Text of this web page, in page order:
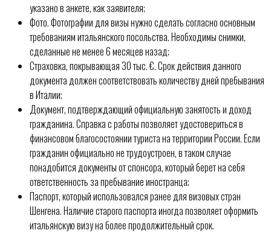
указано в анкете, как заявителя;
Фото. Фотографии для визы нужно сделать согласно основным
требованиям итальянского посольства. Необходимы снимки,
сделанные не менее 6 месяцев назад;
Страховка, покрывающая 30 тыс. €. Срок действия данного
документа должен соответствовать количеству дней пребывания
в Италии;
Документ, подтверждающий официальную занятость и доход
гражданина. Справка с работы позволяет удостовериться в
финансовом благосостоянии туриста на территории России. Если
гражданин официально не трудоустроен, в таком случае
понадобится документы от спонсора, который берет на себя
ответственность за пребывание иностранца;
Паспорт, который использовался ранее для визовых стран
Шенгена. Наличие старого паспорта иногда позволяет оформить
итальянскую визу на более продолжительный срок.